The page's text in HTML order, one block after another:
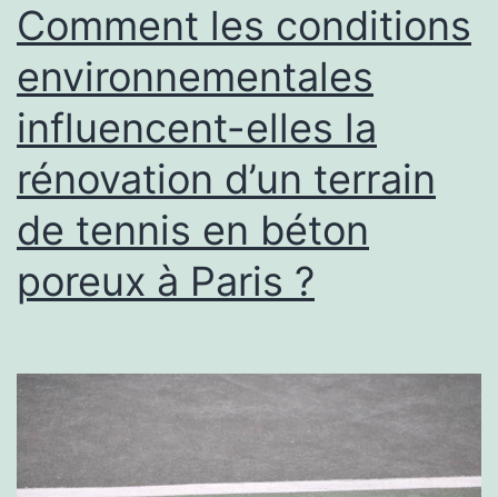
un
constructeur
terrain
de
tennis
en
béton
poreux
Nice
Comment les conditions
environnementales
influencent-elles la
rénovation d’un terrain
de tennis en béton
poreux à Paris ?